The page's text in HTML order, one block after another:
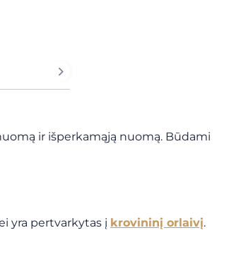
ir išperkamąją nuomą. Būdami
yra pertvarkytas į krovininį orlaivį.